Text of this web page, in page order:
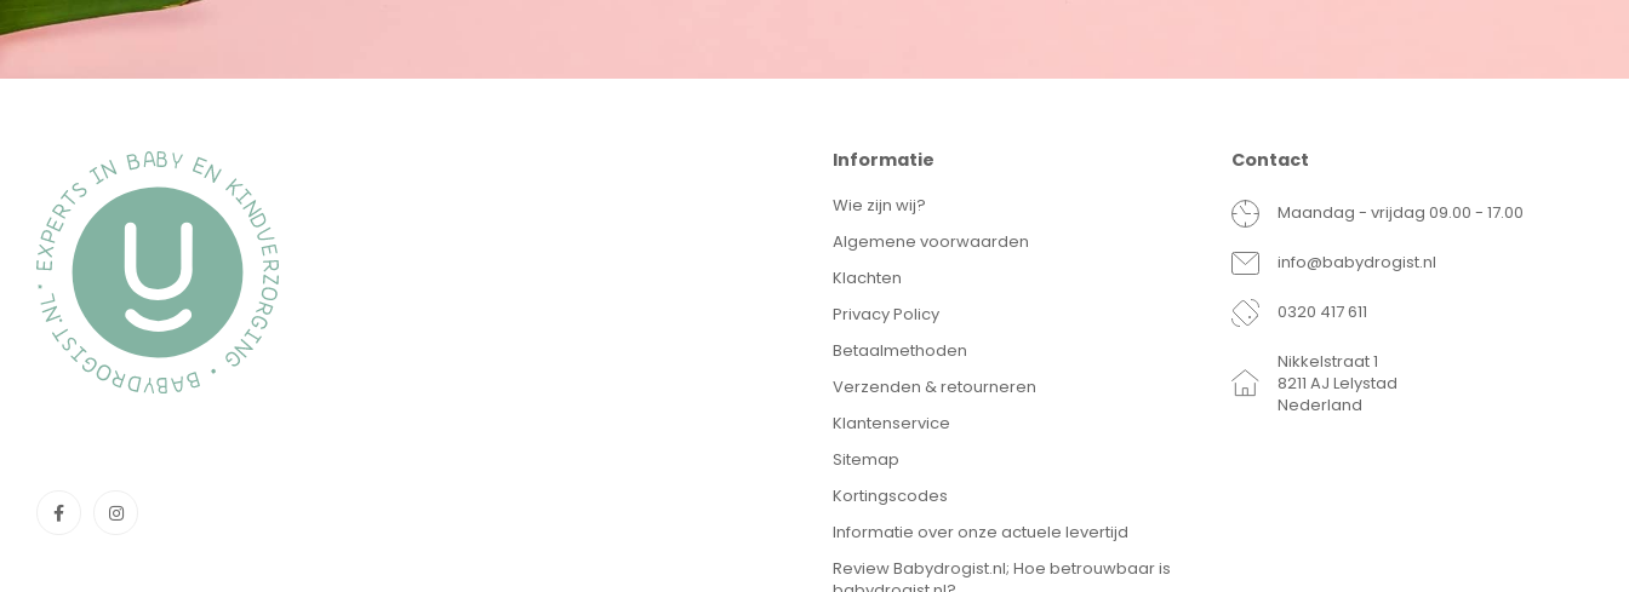
Informatie
Wie zijn wij?
Algemene voorwaarden
Klachten
Privacy Policy
Betaalmethoden
Verzenden & retourneren
Klantenservice
Sitemap
Kortingscodes
Informatie over onze actuele levertijd
Review Babydrogist.nl; Hoe betrouwbaar is
Contact
Maandag - vrijdag 09.00 - 17.00
info@babydrogist.nl
0320 417 611
Nikkelstraat 1
8211 AJ Lelystad
Nederland